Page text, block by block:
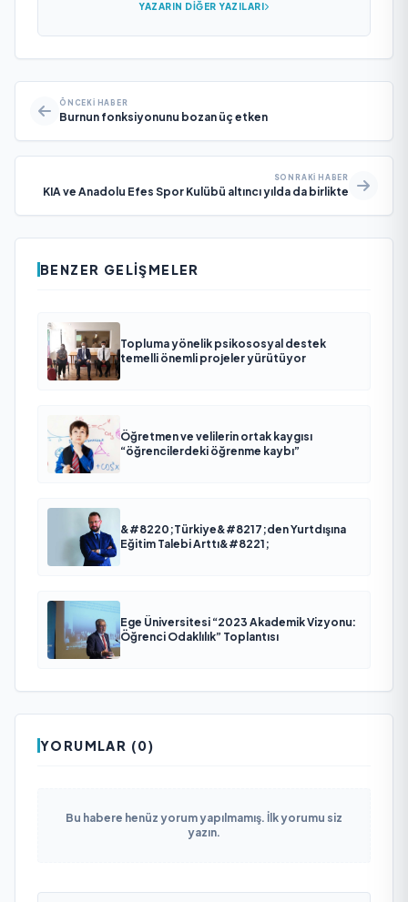
YAZARIN DIĞER YAZILARI
ÖNCEKI HABER
Burnun fonksiyonunu bozan üç etken
SONRAKI HABER
KIA ve Anadolu Efes Spor Kulübü altıncı yılda da birlikte
BENZER GELIŞMELER
Topluma yönelik psikososyal destek
temelli önemli projeler yürütüyor
Öğretmen ve velilerin ortak kaygısı
“öğrencilerdeki öğrenme kaybı”
&#8220;Türkiye&#8217;den Yurtdışına
Eğitim Talebi Arttı&#8221;
Ege Üniversitesi “2023 Akademik Vizyonu:
Öğrenci Odaklılık” Toplantısı
YORUMLAR (0)
Bu habere henüz yorum yapılmamış. İlk yorumu siz
yazın.